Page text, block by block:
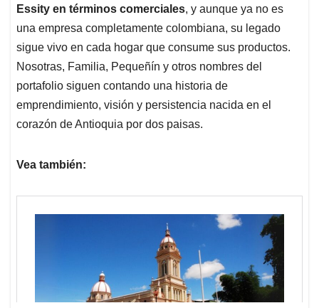
Essity en términos comerciales, y aunque ya no es
una empresa completamente colombiana, su legado
sigue vivo en cada hogar que consume sus productos.
Nosotras, Familia, Pequeñín y otros nombres del
portafolio siguen contando una historia de
emprendimiento, visión y persistencia nacida en el
corazón de Antioquia por dos paisas.
Vea también: